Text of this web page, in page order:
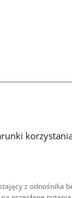
z odnośnika